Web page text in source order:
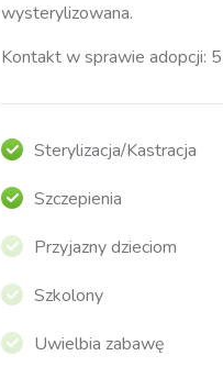
wysterylizowana.
Kontakt w sprawie adopcji:
Sterylizacja/Kastracja
Szczepienia
Przyjazny dzieciom
Szkolony
Uwielbia zabawę